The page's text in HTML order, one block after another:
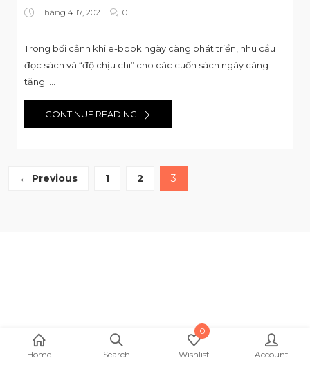
Home Search
0
Wishlist Account
Posted
Tháng 4 17, 2021 0
Trong bối cảnh khi e-book ngày càng phát triển, nhu cầu
đọc sách và “độ chịu chi” cho các cuốn sách ngày càng
tăng. ...
CONTINUE READING
← Previous 1 2 3